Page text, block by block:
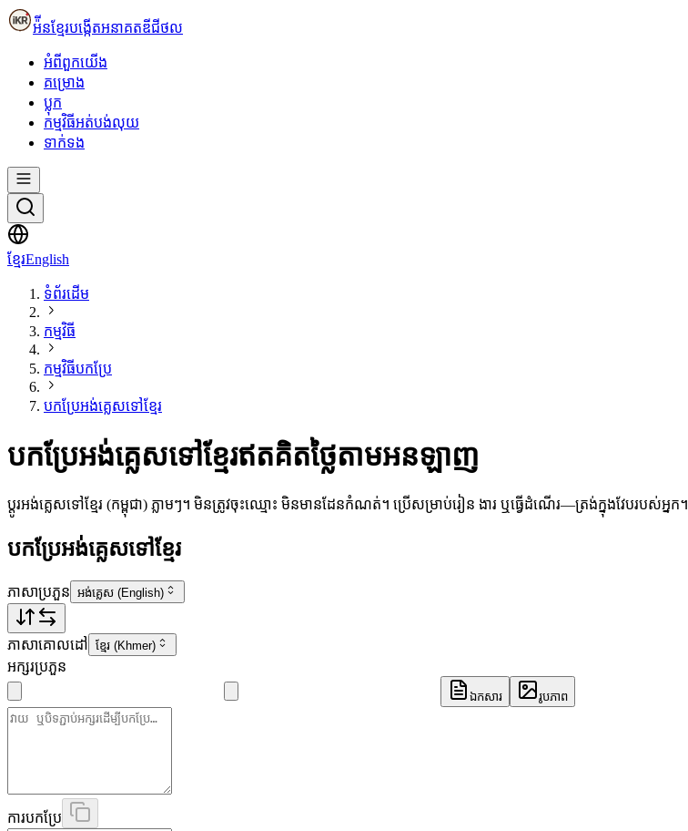
អ៉ីនខ្មែរបង្កើតអនាគតឌីជីថល
អំពី​ពួក​យើង
គម្រោង
ប្លុក
កម្មវិធីអត់បង់លុយ
ទាក់ទង
ខ្មែរEnglish
ទំព័រដើម
កម្មវិធី
កម្មវិធីបកប្រែ
បកប្រែអង់គ្លេសទៅខ្មែរ
បកប្រែអង់គ្លេសទៅខ្មែរឥតគិតថ្លៃតាមអនឡាញ
ប្តូរអង់គ្លេសទៅខ្មែរ (កម្ពុជា) ភ្លាមៗ។ មិនត្រូវចុះឈ្មោះ មិនមានដែនកំណត់។ ប្រើសម្រាប់រៀន ងារ ឬធ្វើដំណើរ—ត្រង់ក្នុងវែបរបស់អ្នក។
បកប្រែអង់គ្លេសទៅខ្មែរ
ភាសាប្រភួន អង់គ្លេស (English)
ភាសាគោលដៅ ខ្មែរ (Khmer)
អក្សរប្រភួន
ឯកសារ រូបភាព
ការបកប្រែ